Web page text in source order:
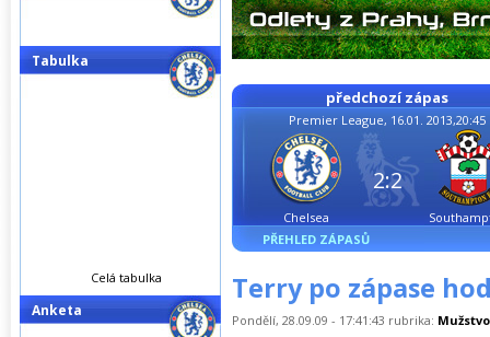
předchozí zápas
Premier League, 16.01. 2013,20:45
Chelsea
2:2
PŘEHLED ZÁPASŮ
Terry po zápase
Pondělí, 28.09.09 - 17:41:43 rubrika: Mužstvo
Tabulka
Celá tabulka
Anketa